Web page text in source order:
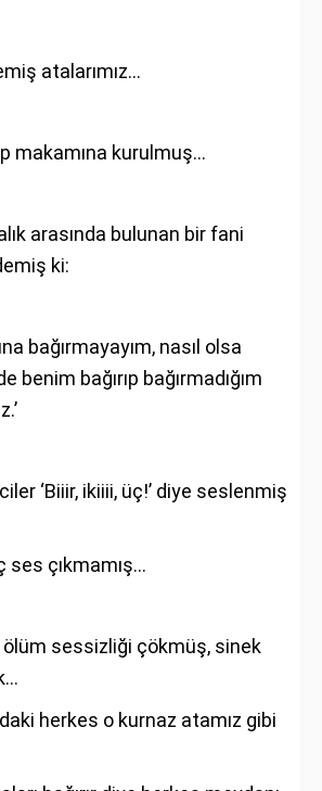
atalarımız…
makamına kurulmuş...
arasında bulunan bir fani
ki:
bağırmayayım, nasıl olsa
benim bağırıp bağırmadığım
‘Biiir, ikiiii, üç!’ diye seslenmiş
ses çıkmamış…
sessizliği çökmüş, sinek
herkes o kurnaz atamız gibi